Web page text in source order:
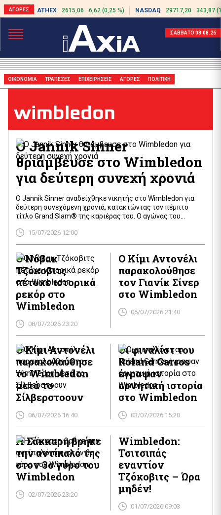
ATHEX 2615,06 6,62 (0,25 %) NASDAQ 29717,20 343,87
ΣΑΒΒΑΤΟ 08.08.26
ΟΙΚΟΝΟΜΙΑ ΤΡΑΠΕΖΕΣ ΕΠΙΧΕΙΡΗΣΕΙΣ ΑΓΟΡΕΣ ΠΟΛΙΤΙΚΗ
wimbledon
Ο Jannik Sinner
θριάμβευσε στο Wimbledon
για δεύτερη συνεχή χρονιά
Ο Jannik Sinner αναδείχθηκε νικητής στο Wimbledon για
δεύτερη συνεχόμενη χρονιά, κατακτώντας τον πέμπτο
τίτλο Grand Slam® της καριέρας του. Ο αγώνας του
από υψηλό επίπεδο ανταγωνισμού, με τον Sinner να χάνει
αρχικά το πρώτο σετ, αλλά να ανατρέπει την κατάσταση
και να επικρατεί με σκορ 6–7, […]
15/07/2026 12:00
Ο Νόβακ
Τζόκοβιτς
πέτυχε ιστορικά
ρεκόρ στο
Wimbledon
08/07/2026 23:20
Ο Κίμι Αντονέλι
παρακολούθησε
τον Γιανίκ Σίνερ
στο Wimbledon
06/07/2026 21:40
Ο Κίμι Αντονέλι
παρακολούθησε
το Wimbledon
μετά το
Σίλβερστοουν
06/07/2026 16:40
Οι φιναλίστ του
Roland Garros
έγραψαν
αρνητική ιστορία
στο Wimbledon
03/07/2026 15:20
Η Σάκκαρη βρήκε
την αντίπαλό της
στον 3ο γύρο του
Wimbledon
02/07/2026 23:20
Wimbledon:
Τσιτσιπάς
εναντίον
Τζόκοβιτς – Ώρα
μηδέν!
01/07/2026 09:03